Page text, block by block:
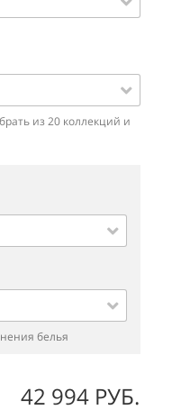
из 20 коллекций и
белья
42 994 РУБ.